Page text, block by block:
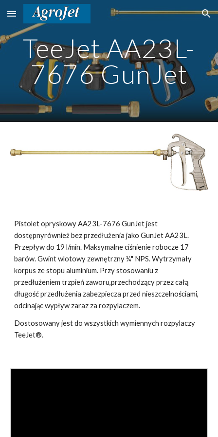
Skip to main content Skip to navigation
TeeJet AA23L-
7676GunJet
Pistolet opryskowy AA23L-7676 GunJet jest
dostępnyrównież bez przedłużenia jako GunJet AA23L.
Przepływ do 19 l/min. Maksymalne ciśnienie robocze 17
barów. Gwint wlotowy zewnętrzny ¼" NPS. Wytrzymały
korpus ze stopu aluminium. Przy stosowaniu z
przedłużeniem trzpień zaworu,przechodzący przez całą
długość przedłużenia zabezpiecza przed nieszczelnościami,
odcinając wypływ zaraz za rozpylaczem.
Dostosowany jest do wszystkich wymiennych rozpylaczy
TeeJet®.